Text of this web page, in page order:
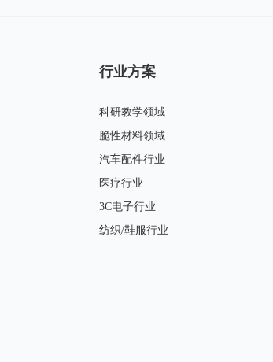
行业方案
科研教学领域
脆性材料领域
汽车配件行业
医疗行业
3C电子行业
纺织/鞋服行业